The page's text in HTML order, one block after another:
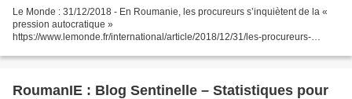
Le Monde : 31/12/2018 - En Roumanie, les procureurs s’inquiètent de la «
pression autocratique »
https://www.lemonde.fr/international/article/2018/12/31/les-procureurs-
L’Obs : 01/01/2019...
RoumanIE : Blog Sentinelle – Statistiques pour